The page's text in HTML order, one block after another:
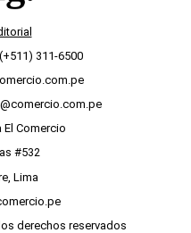
311-6500
El Comercio
#532
Lima
derechos reservados